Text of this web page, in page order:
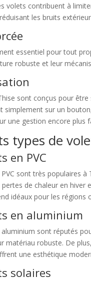
volets contribuent à
les bruits
essentiel pour tout
robuste et leur
sont conçus pour
simplement sur un
une gestion encore plus
types de
en PVC
sont très populaires
de chaleur en
idéaux pour les
en aluminium
sont réputés
matériau robuste. De
une esthétique
solaires